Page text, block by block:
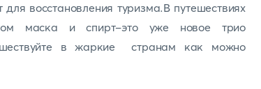
для восстановления туризма.В путешествиях
маска и спирт-это уже новое трио
в жаркие странам как можно